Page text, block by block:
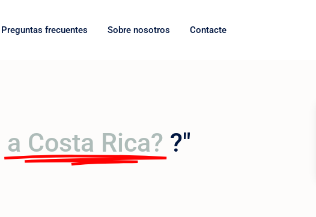
Preguntas frecuentes Sobre nosotros Contacte
a Costa Rica? ?"